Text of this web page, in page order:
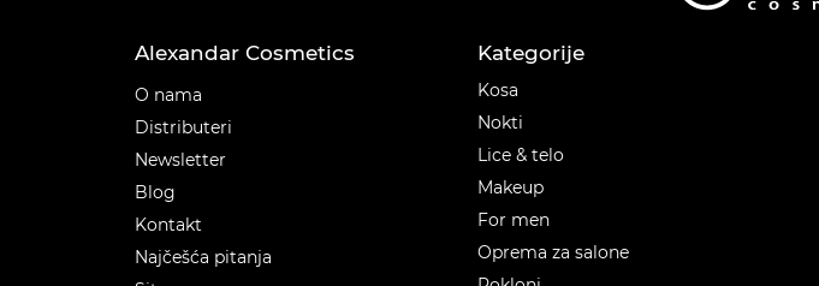
Alexandar Cosmetics
O nama
Distributeri
Newsletter
Blog
Kontakt
Najčešća pitanja
Kategorije
Kosa
Nokti
Lice & telo
Makeup
For men
Oprema za salone